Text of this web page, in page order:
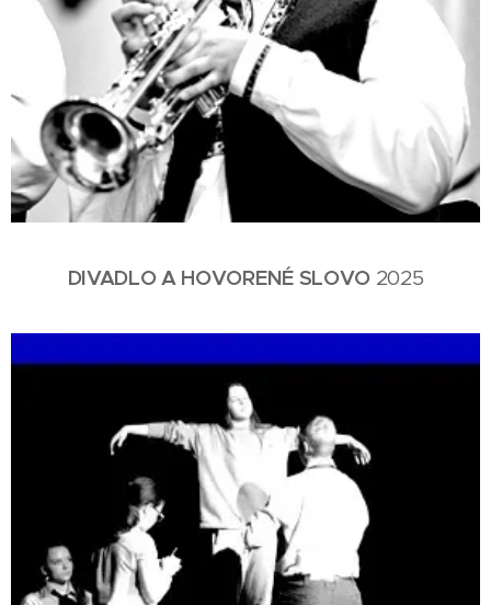
DIVADLO A HOVORENÉ SLOVO 2025